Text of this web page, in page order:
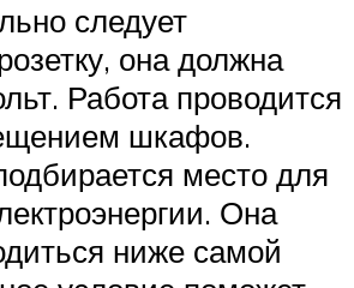
следует
она должна
Работа проводится
шкафов.
место для
Она
ниже самой